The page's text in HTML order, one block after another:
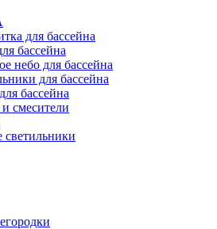
для бассейна
бассейна
небо для бассейна
для бассейна
бассейна
смесители